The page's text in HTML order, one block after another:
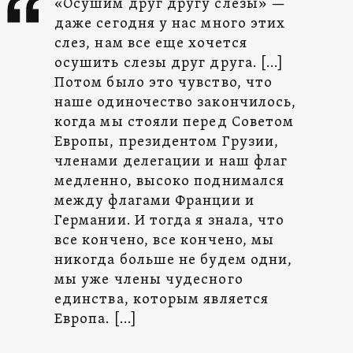
«Осушим друг другу слезы» —
даже сегодня у нас много этих
слез, нам все еще хочется
осушить слезы друг друга. […]
Потом было это чувство, что
наше одиночество закончилось,
когда мы стояли перед Советом
Европы, президентом Грузии,
членами делегации и наш флаг
медленно, высоко поднимался
между флагами Франции и
Германии. И тогда я знала, что
все кончено, все кончено, мы
никогда больше не будем одни,
мы уже члены чудесного
единства, которым является
Европа. […]